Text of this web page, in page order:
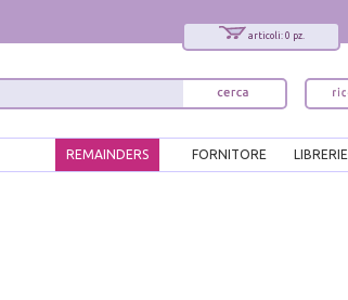
articoli: 0 pz.
LIBRERIE
FORNITORE
REMAINDERS